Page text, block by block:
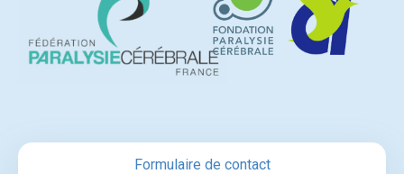
Formulaire de contact